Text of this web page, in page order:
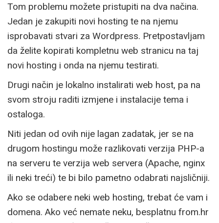
Tom problemu možete pristupiti na dva načina.
Jedan je zakupiti novi hosting te na njemu
isprobavati stvari za Wordpress. Pretpostavljam
da želite kopirati kompletnu web stranicu na taj
novi hosting i onda na njemu testirati.
Drugi način je lokalno instalirati web host, pa na
svom stroju raditi izmjene i instalacije tema i
ostaloga.
Niti jedan od ovih nije lagan zadatak, jer se na
drugom hostingu može razlikovati verzija PHP-a
na serveru te verzija web servera (Apache, nginx
ili neki treći) te bi bilo pametno odabrati najsličniji.
Ako se odabere neki web hosting, trebat će vam i
domena. Ako već nemate neku, besplatnu from.hr